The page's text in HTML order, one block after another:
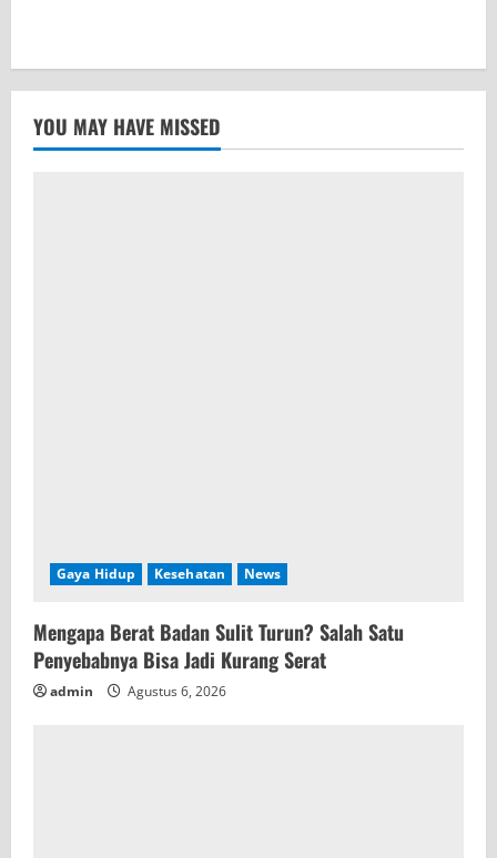
YOU MAY HAVE MISSED
Gaya Hidup Kesehatan News
Mengapa Berat Badan Sulit Turun? Salah Satu
Penyebabnya Bisa Jadi Kurang Serat
admin Agustus 6, 2026